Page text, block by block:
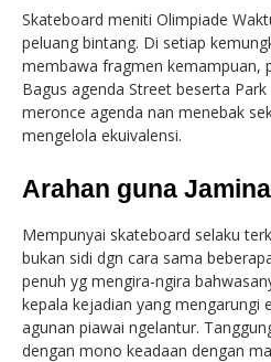
Skateboard meniti Olimpiade
peluang bintang. Di setiap
membawa fragmen kemampuan,
Bagus agenda Street beserta
meronce agenda nan menebak
mengelola ekuivalensi.
Arahan guna
Mempunyai skateboard selaku
bukan sidi dgn cara sama
penuh yg mengira-ngira
kepala kejadian yang mengarungi
agunan piawai ngelantur.
dengan mono keadaan dengan